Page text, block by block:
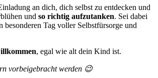
an dich, dich selbst zu entdecken und
und so richtig aufzutanken. Sei dabei
besonderen Tag voller Selbstfürsorge und
, egal wie alt dein Kind ist.
vorbeigebracht werden 😉